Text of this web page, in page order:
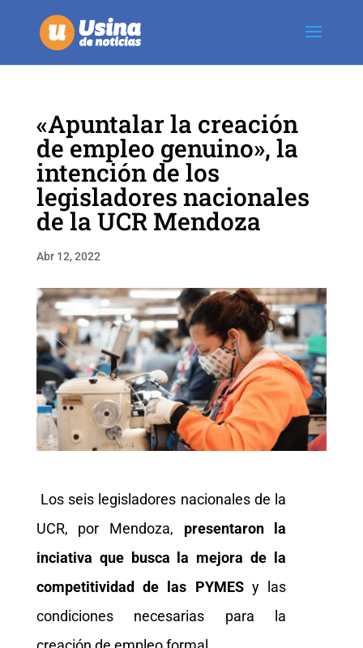
«Apuntalar la creación
de empleo genuino», la
intención de los
legisladores nacionales
de la UCR Mendoza
Abr 12, 2022
Los seis legisladores nacionales de la
UCR, por Mendoza, presentaron la
inciativa que busca la mejora de la
competitividad de las PYMES y las
condiciones necesarias para la